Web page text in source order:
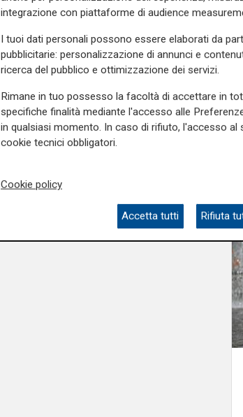
integrazione con piattaforme di audience
I tuoi dati personali possono essere elaborati da
pubblicitarie: personalizzazione di annunci e
ricerca del pubblico e ottimizzazione dei servizi.
Rimane in tuo possesso la facoltà di accettare in
specifiche finalità mediante l'accesso alle
in qualsiasi momento. In caso di rifiuto, l'accesso
cookie tecnici obbligatori.
Cookie policy
Accetta tutti Rifiuta